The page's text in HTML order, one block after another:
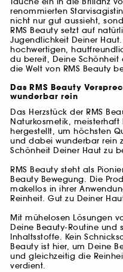
renommierten
nicht nur gut aussieht,
RMS Beauty setzt auf
Jugendlichkeit Deiner
hochwertigen,
du bereit, Deine Schönheit
die Welt von RMS Beauty
Das RMS Beauty
wunderbar rein
Das Herzstück der RMS
Naturkosmetik, meisterhaft
hergestellt, um höchsten
und dabei wunderbar rein
Schönheit Deiner Haut zu
RMS Beauty steht als
Beauty Bewegung. Die
makellos in ihrer
Reinheit. Gut zu Deiner
Mit mühelosen Lösungen
Deine Beauty-Routine und
Inhaltsstoffe. Kein
Beauty ist hier, um Deine
und gleichzeitig die
verdient.